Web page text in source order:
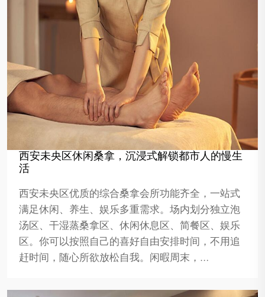
西安未央区休闲桑拿，沉浸式解锁都市人的慢生
活
西安未央区优质的综合桑拿会所功能齐全，一站式
满足休闲、养生、娱乐多重需求。场内划分独立泡
汤区、干湿蒸桑拿区、休闲休息区、简餐区、娱乐
区。你可以按照自己的喜好自由安排时间，不用追
赶时间，随心所欲放松自我。闲暇周末，…